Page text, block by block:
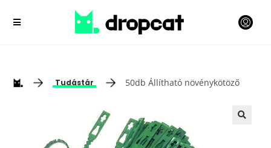
Tudástár 50db Állítható növénykötöző